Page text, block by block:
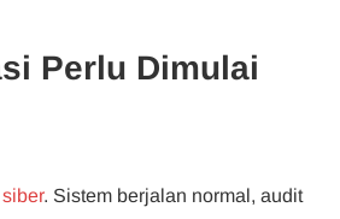
Perlu Dimulai
. Sistem berjalan normal, audit